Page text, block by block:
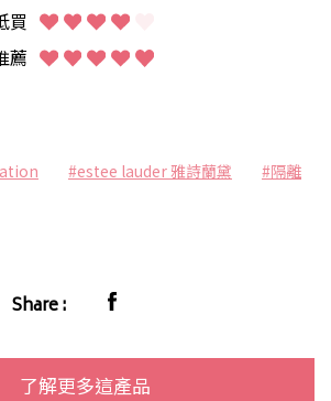
買
薦
#estee lauder 雅詩蘭黛
#隔離
Share :
了解更多這產品